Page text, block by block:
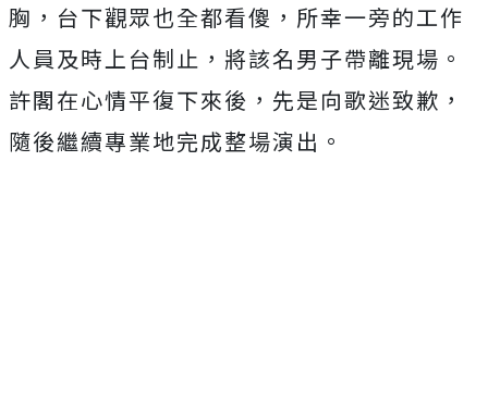
胸，台下觀眾也全都看傻，所幸一旁的工作
人員及時上台制止，將該名男子帶離現場。
許閣在心情平復下來後，先是向歌迷致歉，
隨後繼續專業地完成整場演出。